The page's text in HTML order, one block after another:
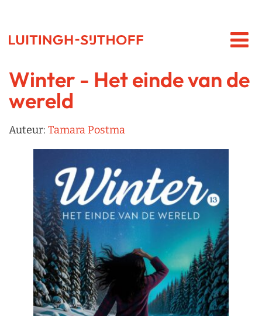
Winter - Het einde van de
wereld
Auteur: Tamara Postma